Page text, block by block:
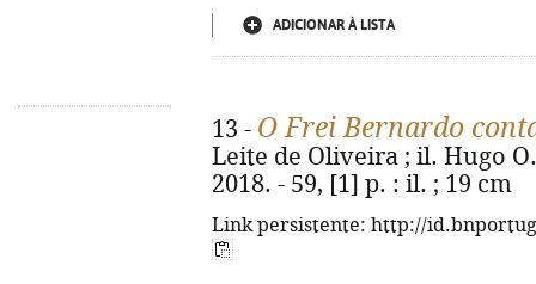
ADICIONAR À LISTA
13 - O Frei Bernardo
Leite de Oliveira ; il. Hugo
2018. - 59, [1] p. : il. ; 19 cm
Link persistente: http://